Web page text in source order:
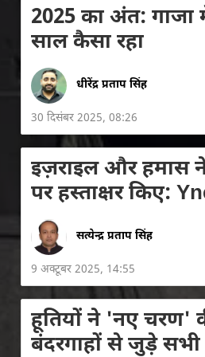
2025 का अंत: गाजा
साल कैसा रहा
धीरेंद्र प्रताप सिंह
30 दिसंबर 2025, 08:26
इज़राइल और हमास
पर हस्ताक्षर किए:
सत्येन्द्र प्रताप सिंह
9 अक्टूबर 2025, 14:55
हूतियों ने 'नए चरण'
बंदरगाहों से जुड़े सभी